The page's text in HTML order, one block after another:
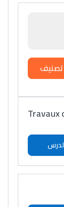
تصنيف
Travaux